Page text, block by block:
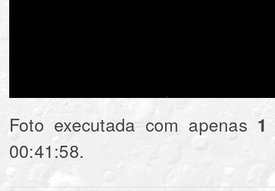
Foto executada com apenas 1
‏‎00:41:58.